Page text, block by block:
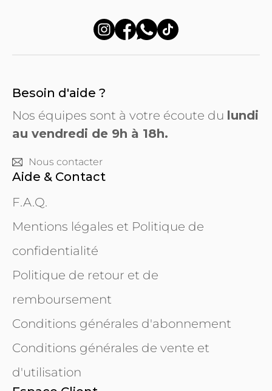
Besoin d'aide ?
Nos équipes sont à votre écoute du lundi
au vendredi de 9h à 18h.
Nous contacter
Aide & Contact
F.A.Q.
Mentions légales et Politique de
confidentialité
Politique de retour et de
remboursement
Conditions générales d'abonnement
Conditions générales de vente et
d'utilisation